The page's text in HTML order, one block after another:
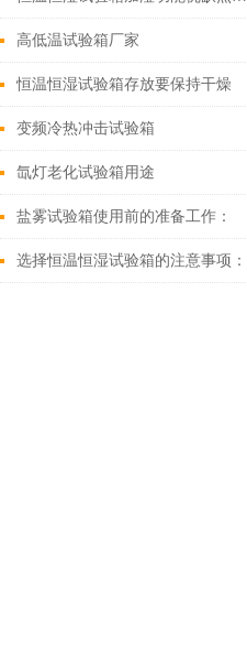
高低温试验箱厂家
恒温恒湿试验箱存放要保持干燥
变频冷热冲击试验箱
氙灯老化试验箱用途
盐雾试验箱使用前的准备工作：
选择恒温恒湿试验箱的注意事项：